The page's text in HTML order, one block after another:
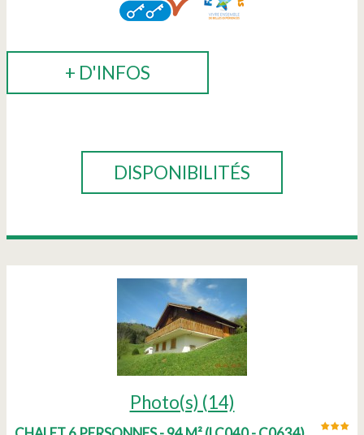
+ D'INFOS
DISPONIBILITÉS
Photo(s) (14)